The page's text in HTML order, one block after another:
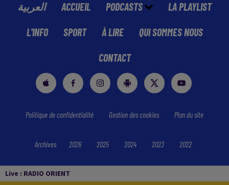
Live : RADIO ORIENT
العربية ACCUEIL PODCASTS LA PLAYLIST
L'INFO SPORT À LIRE QUI SOMMES NOUS
CONTACT
Politique de confidentialité Gestion des cookies Plan du site
Archives 2026 2025 2024 2023 2022